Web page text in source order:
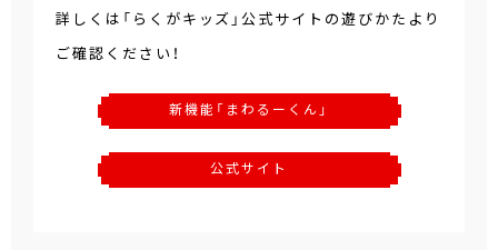
詳しくは「らくがキッズ」公式サイトの遊びかたより
ご確認ください！
新機能「まわるーくん」
公式サイト